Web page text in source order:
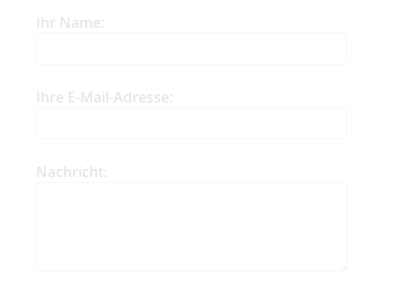
Ihr Name:
Ihre E-Mail-Adresse:
Nachricht: